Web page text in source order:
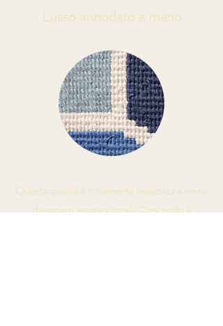
Lusso annodato a mano
Questa qualità è totalmente realizzata a mano
da esperti artigiani locali. Ogni nodo è